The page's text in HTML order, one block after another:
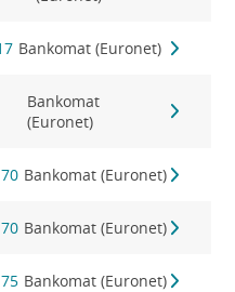
Bankomat (Euronet)
Bankomat
(Euronet)
Bankomat (Euronet)
Bankomat (Euronet)
Bankomat (Euronet)